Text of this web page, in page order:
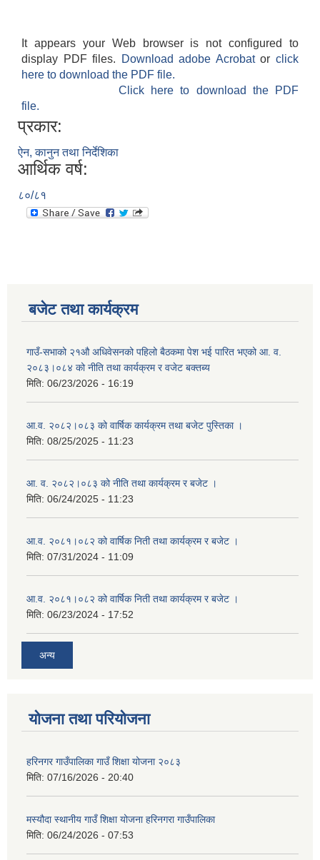
It appears your Web browser is not configured to
display PDF files.
Download adobe Acrobatorclick
here to download the PDF file.
Click here to download the PDF
file.
प्रकार:
ऐन, कानुन तथा निर्देशिका
आर्थिक वर्ष:
८०/८१
बजेट तथा कार्यक्रम
गाउँ-सभाको २१औ अधिवेसनको पहिलो बैठकमा पेश भई पारित भएको आ. व.
२०८३।०८४ को नीति तथा कार्यक्रम र वजेट बक्तब्य
मिति: 06/23/2026 - 16:19
आ.व. २०८२।०८३ को वार्षिक कार्यक्रम तथा बजेट पुस्तिका ।
मिति: 08/25/2025 - 11:23
आ. व. २०८२।०८३ को नीति तथा कार्यक्रम र बजेट ।
मिति: 06/24/2025 - 11:23
आ.व. २०८१।०८२ को वार्षिक निती तथा कार्यक्रम र बजेट ।
मिति: 07/31/2024 - 11:09
आ.व. २०८१।०८२ को वार्षिक निती तथा कार्यक्रम र बजेट ।
मिति: 06/23/2024 - 17:52
अन्य
योजना तथा परियोजना
हरिनगर गाउँपालिका गाउँ शिक्षा योजना २०८३
मिति: 07/16/2026 - 20:40
मस्यौदा स्थानीय गाउँ शिक्षा योजना हरिनगरा गाउँपालिका
मिति: 06/24/2026 - 07:53